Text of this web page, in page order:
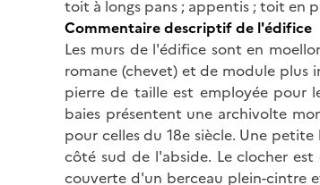
toit à longs pans ; appentis ; toit en
Commentaire descriptif de l'édifice
Les murs de l'édifice sont en
romane (chevet) et de module plus
pierre de taille est employée pour
baies présentent une archivolte
pour celles du 18e siècle. Une
côté sud de l'abside. Le clocher
couverte d'un berceau plein-cintre